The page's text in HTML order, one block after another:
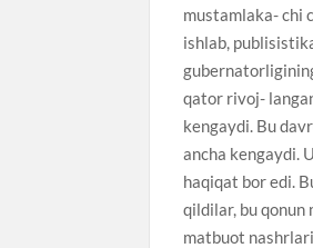
mustamlaka- chi
ishlab,
qator rivoj-
kengaydi. Bu
ancha kengaydi.
haqiqat bor edi.
qildilar, bu qonun
matbuot